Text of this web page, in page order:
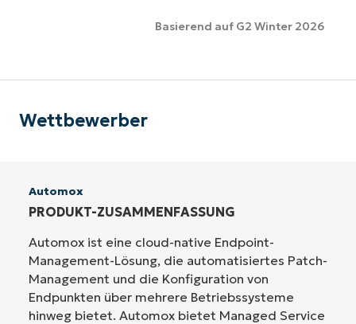
Basierend auf G2 Winter 2026
Wettbewerber
Automox
PRODUKT-ZUSAMMENFASSUNG
Automox ist eine cloud-native Endpoint-
Management-Lösung, die automatisiertes Patch-
Management und die Konfiguration von
Endpunkten über mehrere Betriebssysteme
hinweg bietet. Automox bietet Managed Service